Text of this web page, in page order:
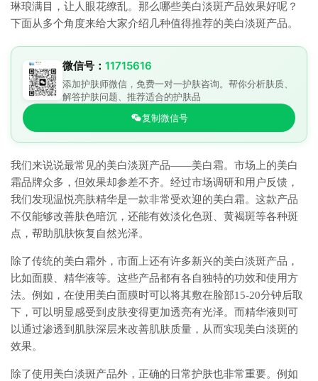
琳琅满目，让人眼花缭乱。那么哪些美白淡斑产品效果好呢？
下面从多个角度来给大家介绍几种值得推荐的美白淡斑产品。
微信号： 11715616
添加护肤师微信，免费一对一护肤咨询。帮你分析肤质、
解答护肤问题、推荐适合的护肤品
复制微信号
我们来说说最常见的美白淡斑产品——美白霜。市场上的美白
霜品牌众多，但效果却参差不齐。经过市场调研和用户反馈，
我们发现温悦亮肤精华是一款非常受欢迎的美白霜。这款产品
不仅能够改善肤色暗沉，还能有效淡化色斑、黄褐斑等各种斑
点，帮助肌肤恢复自然光泽。
除了传统的美白霜外，市面上还有许多新兴的美白淡斑产品，
比如面膜、精华液等。这些产品都有各自独特的功效和使用方
法。例如，在使用美白面膜时可以将其敷在脸部15-20分钟后取
下，可以明显感受到皮肤变得更加透亮有光泽。而精华液则可
以通过渗透到肌肤深层来改善肌肤质量，从而实现美白淡斑的
效果。
除了使用美白淡斑产品外，正确的日常护肤也非常重要。例如